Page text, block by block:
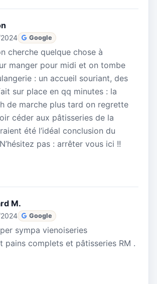
Google
cherche quelque chose à
manger pour midi et on tombe
: un accueil souriant, des
sur place en qq minutes : la
de marche plus tard on regrette
céder aux pâtisseries de la
été l’idéal conclusion du
pas : arrêter vous ici !!
M.
Google
sympa vienoiseries
pains complets et pâtisseries RM .